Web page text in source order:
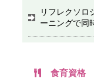
リフレクソロ
ーニングで同
食育資格